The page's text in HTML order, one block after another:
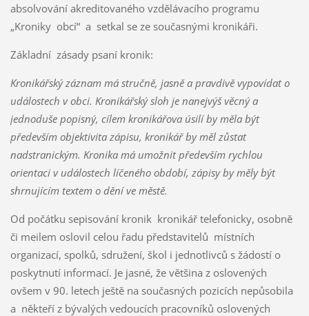
absolvování akreditovaného vzdělávacího programu
„Kroniky obcí“ a setkal se ze současnými kronikáři.
Základní zásady psaní kronik:
Kronikářský záznam má stručně, jasně a pravdivě vypovídat o
událostech v obci. Kronikářský sloh je nanejvýš věcný a
jednoduše popisný, cílem kronikářova úsilí by měla být
především objektivita zápisu, kronikář by měl zůstat
nadstranickým. Kronika má umožnit především rychlou
orientaci v událostech líčeného období, zápisy by měly být
shrnujícím textem o dění ve městě.
Od počátku sepisování kronik kronikář telefonicky, osobně
či meilem oslovil celou řadu představitelů místních
organizací, spolků, sdružení, škol i jednotlivců s žádostí o
poskytnutí informací. Je jasné, že většina z oslovených
ovšem v 90. letech ještě na současných pozicích nepůsobila
a někteří z bývalých vedoucích pracovníků oslovených